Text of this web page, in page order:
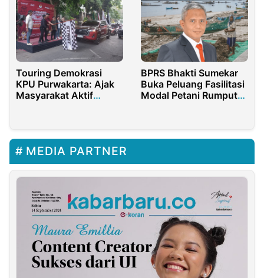
Touring Demokrasi
KPU Purwakarta: Ajak
Masyarakat Aktif
BPRS Bhakti Sumekar
Buka Peluang Fasilitasi
Modal Petani Rumput
MEDIA PARTNER